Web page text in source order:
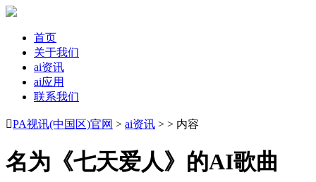
首页
关于我们
ai资讯
ai应用
联系我们
PA视讯(中国区)官网 > ai资讯 > > 内容
名为《七天爱人》的AI歌曲